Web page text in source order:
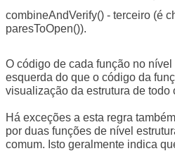
combineAndVerify() - terceiro (é
paresToOpen()).
O código de cada função no
esquerda do que o código da
visualização da estrutura de todo
Há exceções a esta regra
por duas funções de nível
comum. Isto geralmente indica